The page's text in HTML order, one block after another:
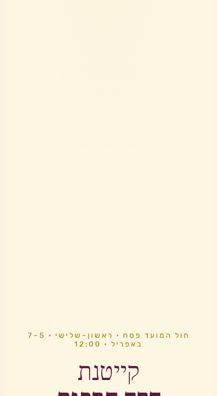
חול המועד פסח · ראשון–שלישי · 5–7
באפריל · 12:00
קייטנת